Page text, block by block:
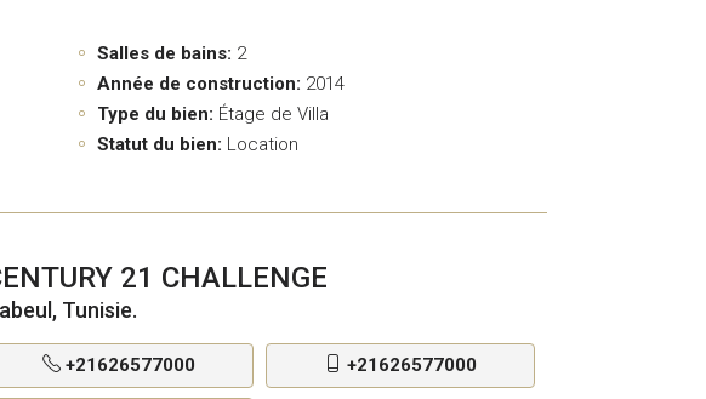
Salles de bains: 2
Année de construction: 2014
Type du bien: Étage de Villa
Statut du bien: Location
21 CHALLENGE
Tunisie.
+21626577000 +21626577000